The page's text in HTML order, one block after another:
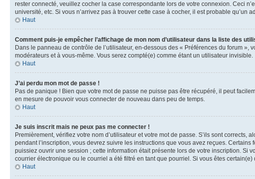
rester connecté, veuillez cocher la case correspondante lors de votre connexion. Ceci
université, etc. Si vous n’arrivez pas à trouver cette case à cocher, il est probable qu’un
Haut
Comment puis-je empêcher l’affichage de mon nom d’utilisateur dans la liste des
Dans le panneau de contrôle de l’utilisateur, en-dessous des « Préférences du forum »,
modérateurs et à vous-même. Vous serez compté(e) comme étant un utilisateur invisible.
Haut
J’ai perdu mon mot de passe !
Pas de panique ! Bien que votre mot de passe ne puisse pas être récupéré, il peut
en mesure de pouvoir vous connecter de nouveau dans peu de temps.
Haut
Je suis inscrit mais ne peux pas me connecter !
Premièrement, vérifiez votre nom d’utilisateur et votre mot de passe. S’ils sont
pendant l’inscription, vous devrez suivre les instructions que vous avez reçues.
puissiez ouvrir une session ; cette information était présente lors de votre inscription.
courrier électronique ou le courriel a été filtré en tant que pourriel. Si vous êtes
Haut